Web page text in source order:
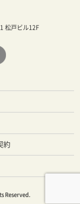
松戸ビル12F
約
Reserved.